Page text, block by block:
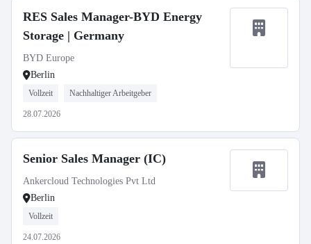
RES Sales Manager-BYD Energy
Storage | Germany
BYD Europe
Berlin
Vollzeit Nachhaltiger Arbeitgeber
28.07.2026
Senior Sales Manager (IC)
Ankercloud Technologies Pvt Ltd
Berlin
Vollzeit
24.07.2026